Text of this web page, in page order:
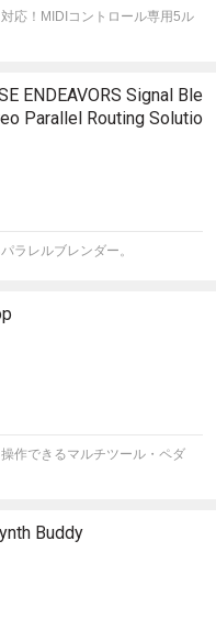
応！MIDIコントロール専用5ル
ENDEAVORS Signal Ble
Parallel Routing Solutio
ラレルブレンダー。
作できるマルチツール・ペダ
Buddy